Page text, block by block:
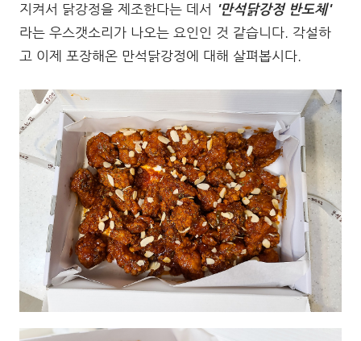
지켜서 닭강정을 제조한다는 데서 '만석닭강정 반도체'
라는 우스갯소리가 나오는 요인인 것 같습니다. 각설하
고 이제 포장해온 만석닭강정에 대해 살펴봅시다.